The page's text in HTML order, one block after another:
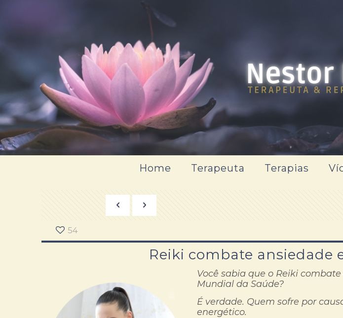
Home Terapeuta Terapias
54
Reiki combate ansiedade
Você sabia que o Reiki
Mundial da Saúde?
É verdade. Quem sofre por
energético.